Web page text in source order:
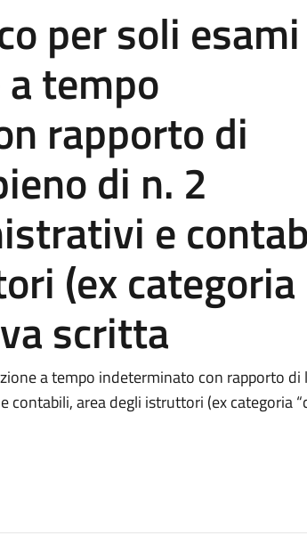
per soli esami
a tempo
rapporto di
di n. 2
e
(ex categoria
scritta
a tempo indeterminato con rapporto di
area degli istruttori (ex categoria